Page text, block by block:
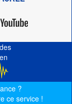
?
ce service !